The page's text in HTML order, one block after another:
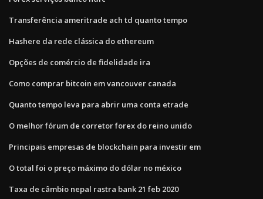
Transferência ameritrade ach td quanto tempo
Hashere da rede clássica do ethereum
Opções de comércio de fidelidade ira
Como comprar bitcoin em vancouver canada
Quanto tempo leva para abrir uma conta etrade
O melhor fórum de corretor forex do reino unido
Principais empresas de blockchain para investir em
O total foi o preço máximo do dólar no méxico
Taxa de câmbio nepal rastra bank 21 feb 2020